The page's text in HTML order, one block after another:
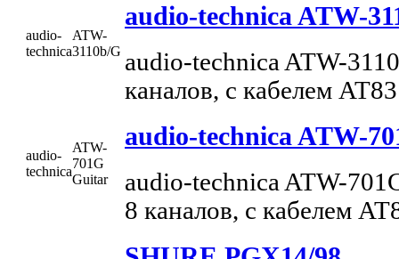
audio-
technica
ATW-
3110b/G
audio-technica ATW-
audio-technica ATW-
каналов, с кабелем
audio-
technica
ATW-
701G
Guitar
audio-technica ATW-
audio-technica ATW-
8 каналов, с кабелем